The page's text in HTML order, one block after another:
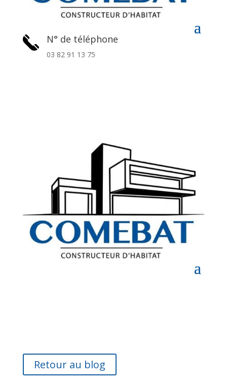
N° de téléphone
03 82 91 13 75
Retour au blog